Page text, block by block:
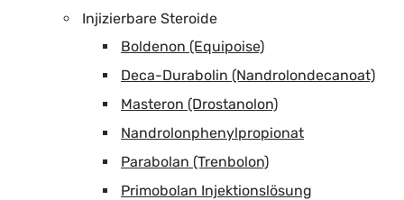
Injizierbare Steroide
Boldenon (Equipoise)
Deca-Durabolin (Nandrolondecanoat)
Masteron (Drostanolon)
Nandrolonphenylpropionat
Parabolan (Trenbolon)
Primobolan Injektionslösung